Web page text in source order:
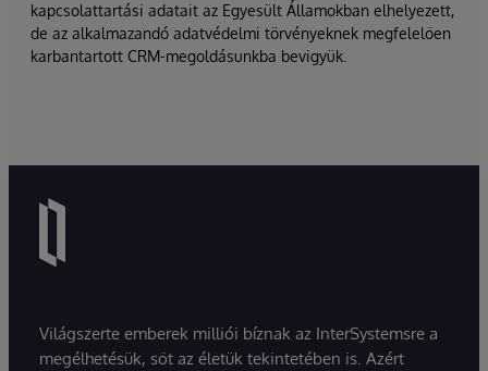
kapcsolattartási adatait az Egyesült Államokban elhelyezett,
de az alkalmazandó adatvédelmi törvényeknek megfelelően
karbantartott CRM-megoldásunkba bevigyük.
Világszerte emberek milliói bíznak az InterSystemsre a
megélhetésük, sőt az életük tekintetében is. Azért